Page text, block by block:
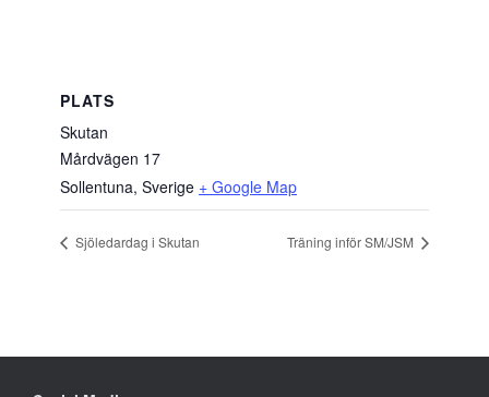
PLATS
Skutan
Mårdvägen 17
Sollentuna, Sverige + Google Map
Sjöledardag i Skutan Träning inför SM/JSM